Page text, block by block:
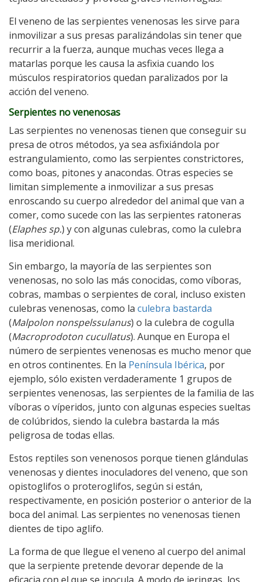
El veneno de las serpientes venenosas les sirve para
inmovilizar a sus presas paralizándolas sin tener que
recurrir a la fuerza, aunque muchas veces llega a
matarlas porque les causa la asfixia cuando los
músculos respiratorios quedan paralizados por la
acción del veneno.
Serpientes no venenosas
Las serpientes no venenosas tienen que conseguir su
presa de otros métodos, ya sea asfixiándola por
estrangulamiento, como las serpientes constrictores,
como boas, pitones y anacondas. Otras especies se
limitan simplemente a inmovilizar a sus presas
enroscando su cuerpo alrededor del animal que van a
comer, como sucede con las las serpientes ratoneras
(Elaphes sp.) y con algunas culebras, como la culebra
lisa meridional.
Sin embargo, la mayoría de las serpientes son
venenosas, no solo las más conocidas, como víboras,
cobras, mambas o serpientes de coral, incluso existen
culebras venenosas, como la culebra bastarda
(Malpolon nonspelssulanus) o la culebra de cogulla
(Macroprodoton cucullatus). Aunque en Europa el
número de serpientes venenosas es mucho menor que
en otros continentes. En la Península Ibérica, por
ejemplo, sólo existen verdaderamente 1 grupos de
serpientes venenosas, las serpientes de la familia de las
víboras o víperidos, junto con algunas especies sueltas
de colúbridos, siendo la culebra bastarda la más
peligrosa de todas ellas.
Estos reptiles son venenosos porque tienen glándulas
venenosas y dientes inoculadores del veneno, que son
opistoglifos o proteroglifos, según si están,
respectivamente, en posición posterior o anterior de la
boca del animal. Las serpientes no venenosas tienen
dientes de tipo aglifo.
La forma de que llegue el veneno al cuerpo del animal
que la serpiente pretende devorar depende de la